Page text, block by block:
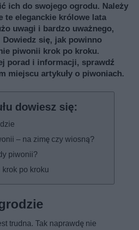
ich do swojego ogrodu. Należy
te eleganckie królowe lata
uwagi i bardzo uważnego,
się, jak powinno
piwonii krok po kroku.
porad i informacji, sprawdź
miejscu artykuły o piwoniach.
– na zimę czy wiosną?
piwonii?
po kroku
trudna. Tak naprawdę nie